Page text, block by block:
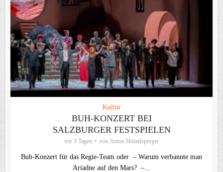
Kultur
BUH-KONZERT BEI
SALZBURGER FESTSPIELEN
vor 3 Tagen von Anton Hötzelsperger
Buh-Konzert für das Regie-Team oder – Warum verbannte man
Ariadne auf den Mars? –...